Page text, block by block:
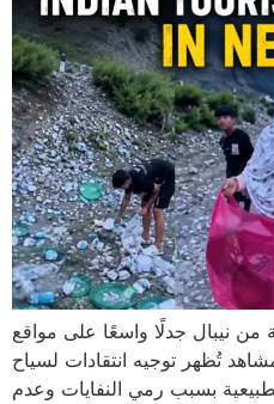
من نيبال جدلًا واسعًا على مواقع
تُظهر توجيه انتقادات لسياح
بسبب رمي النفايات وعدم